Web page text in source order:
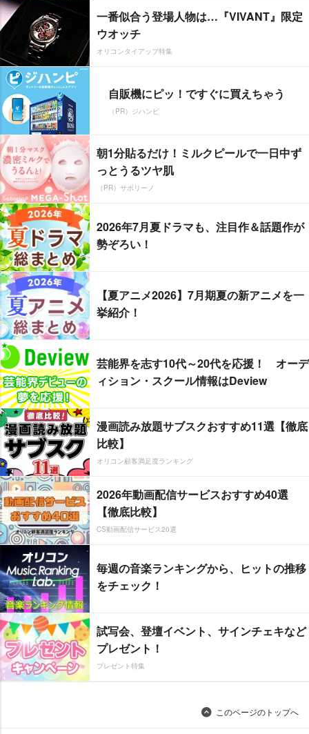
一番似合う登場人物は…『VIVANT』限定
ウオッチ
オリコンタイアップ特集
自販機にピッ！ですぐに買えちゃう
（PR）ジハンピ
朝1分貼るだけ！ミルクピールで一日中ず
っとうるツヤ肌
（PR）サボリーノ
2026年7月夏ドラマも、注目作＆話題作が
勢ぞろい！
【夏アニメ2026】7月期夏の新アニメを一
挙紹介！
芸能界を志す10代～20代を応援！ オーデ
ィション・スクール情報はDeview
漫画読み放題サブスクおすすめ11選【徹底
比較】
オリコン顧客満足度ランキング
2026年動画配信サービスおすすめ40選
【徹底比較】
CS動画配信サービス20選
毎週の音楽ランキングから、ヒットの推移
をチェック！
試写会、登壇イベント、サインチェキなど
プレゼント！
プレゼント特集
このページのトップへ